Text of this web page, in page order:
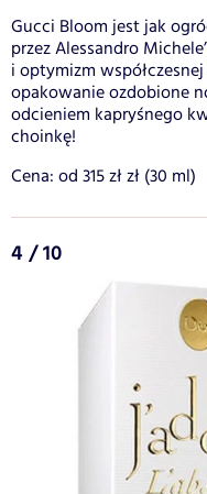
Gucci Bloom jest jak
przez Alessandro
i optymizm
opakowanie ozdobione
odcieniem kapryśnego
choinkę!
Cena: od 315 zł zł (30 ml)
4 / 10